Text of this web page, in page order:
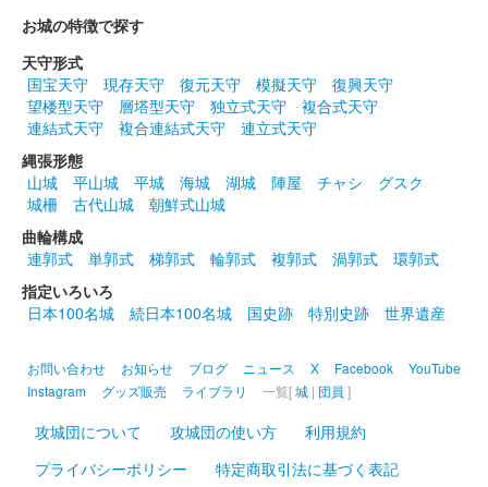
久野城 御城印
販売終了
ゾロ目の日限定の限定版御城印。
久野城 御城印 令和3年6月限定版
ゾロ目の日限定の限定版御城印。
久野城 御城印
販売終了
ゾロ目の日限定の限定版御城印だが、令和3年は5月5日が休みの
ため、1・2・7・8・9日に販売された。
お城の特徴で探す
天守形式
国宝天守
現存天守 復元天守 模擬天守
復興天守
望楼型天守
層塔型天守 独立式天守
複合式天守
連結式天守
複合連結式天守
連立式天守
縄張形態
山城
平山城 平城 海城 湖城 陣屋 チャシ
グスク
城柵
古代山城
朝鮮式山城
曲輪構成
連郭式
単郭式 梯郭式 輪郭式 複郭式 渦郭式
環郭式
指定いろいろ
日本100名城
続日本100名城 国史跡 特別史跡 世界遺産
お問い合わせ お知らせ ブログ ニュース X Facebook
YouTube
Instagram
グッズ販売 ライブラリ 一覧[城 | 団員 ]
攻城団について 攻城団の使い方
利用規約
プライバシーポリシー
特定商取引法に基づく表記